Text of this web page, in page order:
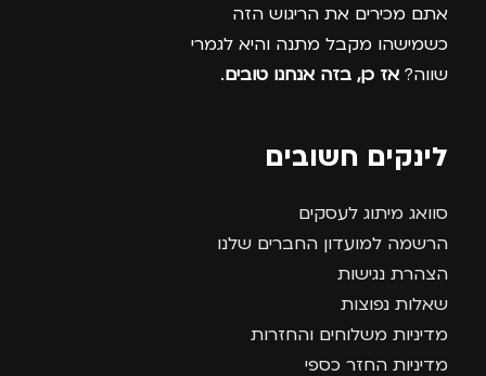
אתם מכירים את הריגוש הזה
כשמישהו מקבל מתנה והיא לגמרי
שווה? אז כן, בזה אנחנו טובים.
לינקים חשובים
סוואג מיתוג לעסקים
הרשמה למועדון החברים שלנו
הצהרת נגישות
שאלות נפוצות
מדיניות משלוחים והחזרות
מדיניות החזר כספי